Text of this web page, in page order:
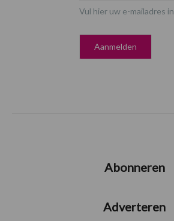
Vul hier uw e-mailadres in
Abonneren
Adverteren